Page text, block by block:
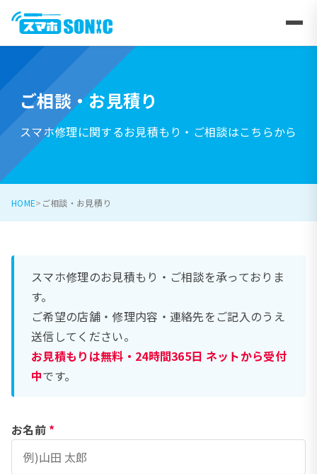
ご相談・お見積り
スマホ修理に関するお見積もり・ご相談はこちらから
HOME ご相談・お見積り
スマホ修理のお見積もり・ご相談を承っておりま
す。
ご希望の店舗・修理内容・連絡先をご記入のうえ
送信してください。
お見積もりは無料・24時間365日 ネットから受付
中です。
お名前 *